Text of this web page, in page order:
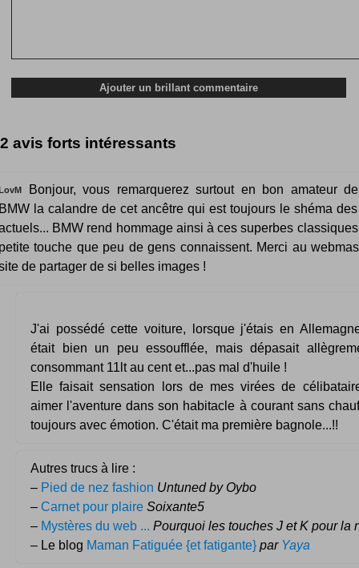
2 avis forts intéressants
Bonjour, vous remarquerez surtout en bon amateur
la calandre de cet ancêtre qui est toujours le shéma
BMW rend hommage ainsi à ces superbes
touche que peu de gens connaissent. Merci au
de partager de si belles images !
J'ai possédé cette voiture, lorsque j'étais en
était bien un peu essoufflée, mais dépasait
consommant 11lt au cent et...pas mal d'huile !
Elle faisait sensation lors de mes virées de
aimer l'aventure dans son habitacle à courant sans
toujours avec émotion. C'était ma première bagnole...!!
Autres trucs à lire :
– Pied de nez fashion Untuned by Oybo
– Carnet pour plaire Soixante5
– Mystères du web ... Pourquoi les touches J et K pour la
– Le blog Maman Fatiguée {et fatigante} par Yaya